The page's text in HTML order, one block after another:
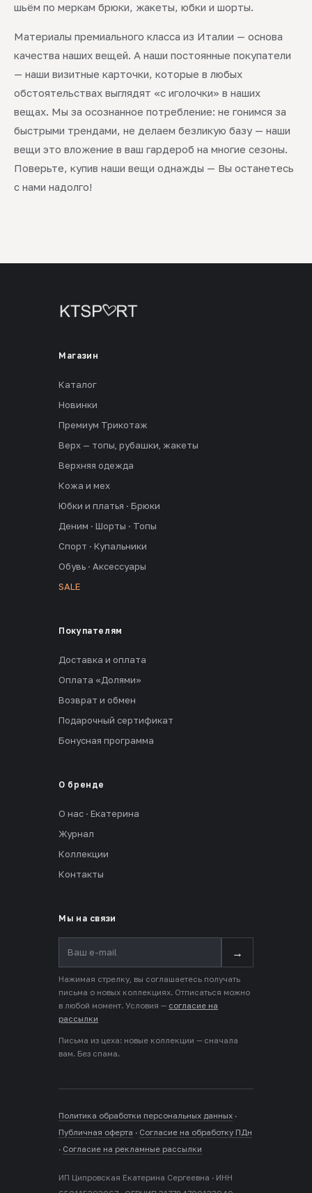
шьём по меркам брюки, жакеты, юбки и шорты.
Материалы премиального класса из Италии — основа
качества наших вещей. А наши постоянные покупатели
— наши визитные карточки, которые в любых
обстоятельствах выглядят «с иголочки» в наших
вещах. Мы за осознанное потребление: не гонимся за
быстрыми трендами, не делаем безликую базу — наши
вещи это вложение в ваш гардероб на многие сезоны.
Поверьте, купив наши вещи однажды — Вы останетесь
с нами надолго!
Магазин
Каталог
Новинки
Премиум Трикотаж
Верх — топы, рубашки, жакеты
Верхняя одежда
Кожа и мех
Юбки и платья · Брюки
Деним · Шорты · Топы
Спорт · Купальники
Обувь · Аксессуары
SALE
Покупателям
Доставка и оплата
Оплата «Долями»
Возврат и обмен
Подарочный сертификат
Бонусная программа
О бренде
О нас · Екатерина
Журнал
Коллекции
Контакты
Мы на связи
→
Нажимая стрелку, вы соглашаетесь получать
письма о новых коллекциях. Отписаться можно
в любой момент. Условия — согласие на
рассылки
Письма из цеха: новые коллекции — сначала
вам. Без спама.
Политика обработки персональных данных ·
Публичная оферта · Согласие на обработку ПДн
· Согласие на рекламные рассылки
ИП Ципровская Екатерина Сергеевна · ИНН